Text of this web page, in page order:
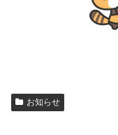
お知らせ